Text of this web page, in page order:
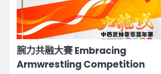
腕力共融大賽 Embracing
Armwrestling Competition